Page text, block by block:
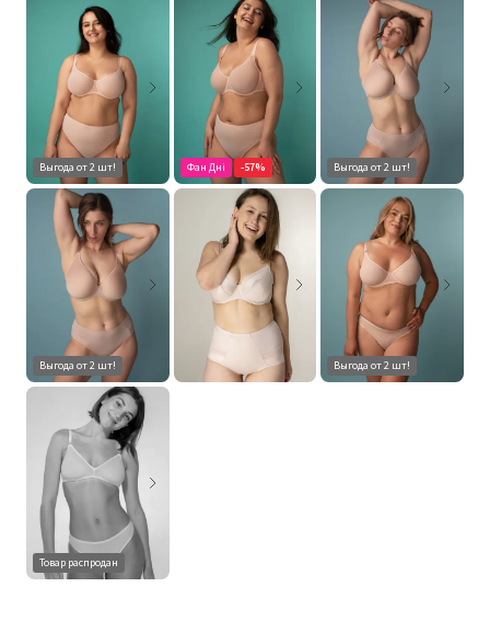
Выгода от 2 шт! Фан Дні -57% Выгода от 2 шт!
Выгода от 2 шт! Выгода от 2 шт!
Товар распродан